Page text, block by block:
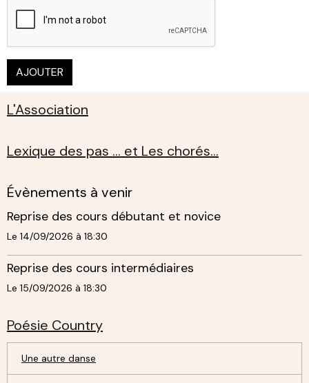
AJOUTER
L'Association
Lexique des pas ... et Les chorés...
Évènements à venir
Reprise des cours débutant et novice
Le 14/09/2026 à 18:30
Reprise des cours intermédiaires
Le 15/09/2026 à 18:30
Poésie Country
Une autre danse